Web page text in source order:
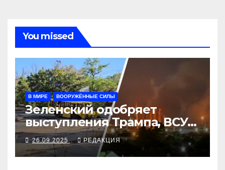
You missed
В МИРЕ ВООРУЖЁННЫЕ СИЛЫ
Зеленский одобряет
выступления Трампа, ВСУ
закрыли Добропольский
рубеж
26.09.2025 РЕДАКЦИЯ